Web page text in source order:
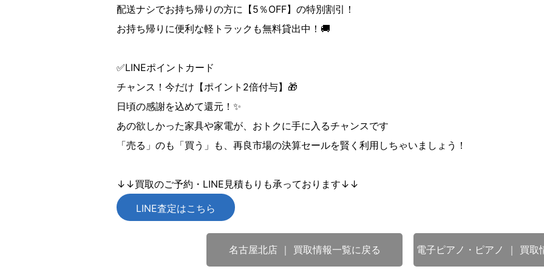
配送ナシでお持ち帰りの方に【5％OFF】の特別割引！
お持ち帰りに便利な軽トラックも無料貸出中！🚚
✅LINEポイントカード
チャンス！今だけ【ポイント2倍付与】🎁
日頃の感謝を込めて還元！✨
あの欲しかった家具や家電が、おトクに手に入るチャンスです
「売る」のも「買う」も、再良市場の決算セールを賢く利用しちゃいましょう！
↓↓買取のご予約・LINE見積もりも承っております↓↓
LINE査定はこちら
名古屋北店 ｜ 買取情報一覧に戻る 電子ピアノ・ピアノ ｜ 買取